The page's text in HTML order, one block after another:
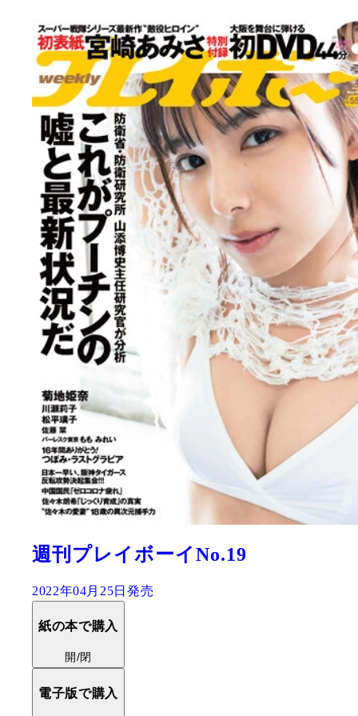
週刊プレイボーイNo.19
2022年04月25日発売
紙の本で購入
開/閉
電子版で購入